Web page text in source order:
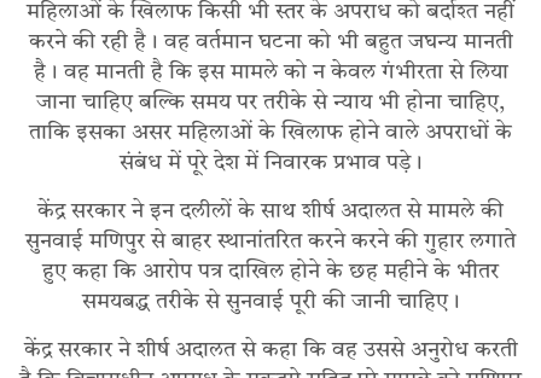
महिलाओं के खिलाफ किसी भी स्तर के अपराध को बर्दाश्त नहीं
करने की रही है। वह वर्तमान घटना को भी बहुत जघन्य मानती
है। वह मानती है कि इस मामले को न केवल गंभीरता से लिया
जाना चाहिए बल्कि समय पर तरीके से न्याय भी होना चाहिए,
ताकि इसका असर महिलाओं के खिलाफ होने वाले अपराधों के
संबंध में पूरे देश में निवारक प्रभाव पड़े।
केंद्र सरकार ने इन दलीलों के साथ शीर्ष अदालत से मामले की
सुनवाई मणिपुर से बाहर स्थानांतरित करने करने की गुहार लगाते
हुए कहा कि आरोप पत्र दाखिल होने के छह महीने के भीतर
समयबद्ध तरीके से सुनवाई पूरी की जानी चाहिए।
केंद्र सरकार ने शीर्ष अदालत से कहा कि वह उससे अनुरोध करती